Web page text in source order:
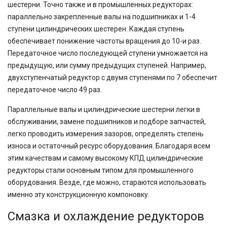
шестерни. Точно также и в промышленных редукторах:
параллельно закрепленные валы на подшипниках и 1-4
ступени цилиндрических шестерен. Каждая ступень
обеспечивает понижение частоты вращения до 10-и раз.
Передаточное число последующей ступени умножается на
предыдущую, или сумму предыдущих ступеней. Например,
двухступенчатый редуктор с двумя ступенями по 7 обеспечит
передаточное число 49 раз.
Параллельные валы и цилиндрические шестерни легки в
обслуживании, замене подшипников и подборе запчастей,
легко проводить измерения зазоров, определять степень
износа и остаточный ресурс оборудования. Благодаря всем
этим качествам и самому высокому КПД цилиндрические
редукторы стали основным типом для промышленного
оборудования. Везде, где можно, стараются использовать
именно эту конструкционную компоновку.
Смазка и охлаждение редукторов